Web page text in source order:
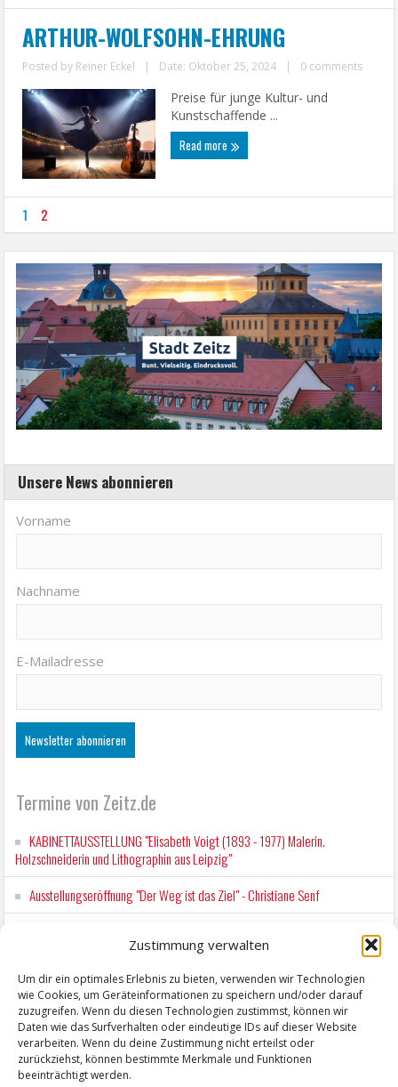
Zustimmung verwalten
Um dir ein optimales Erlebnis zu bieten, verwenden wir Technologien
wie Cookies, um Geräteinformationen zu speichern und/oder darauf
zuzugreifen. Wenn du diesen Technologien zustimmst, können wir
Daten wie das Surfverhalten oder eindeutige IDs auf dieser Website
verarbeiten. Wenn du deine Zustimmung nicht erteilst oder
zurückziehst, können bestimmte Merkmale und Funktionen
beeinträchtigt werden.
ARTHUR-WOLFSOHN-EHRUNG
Posted by Reiner Eckel | Date: Oktober 25, 2024 | 0 comments
Preise für junge Kultur- und
Kunstschaffende ...
Read more
1 2
Unsere News abonnieren
Vorname
Nachname
E-Mailadresse
Termine von Zeitz.de
KABINETTAUSSTELLUNG "Elisabeth Voigt (1893 - 1977) Malerin.
Holzschneiderin und Lithographin aus Leipzig"
Ausstellungseröffnung "Der Weg ist das Ziel" - Christiane Senf
Kunstfest Zeitz